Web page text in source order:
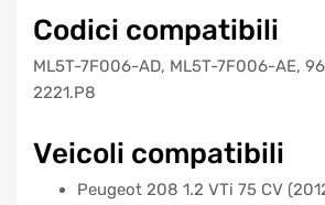
Codici compatibili
ML5T-7F006-AD, ML5T-7F006-AE,
2221.P8
Veicoli compatibili
Peugeot 208 1.2 VTi 75 CV